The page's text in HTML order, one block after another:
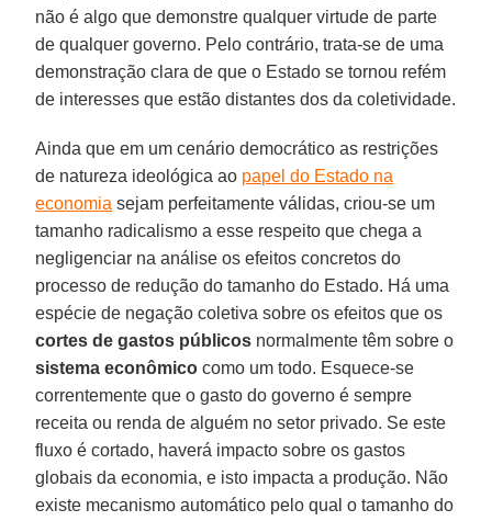
não é algo que demonstre qualquer virtude de parte
de qualquer governo. Pelo contrário, trata-se de uma
demonstração clara de que o Estado se tornou refém
de interesses que estão distantes dos da coletividade.
Ainda que em um cenário democrático as restrições
de natureza ideológica ao papel do Estado na
economia sejam perfeitamente válidas, criou-se um
tamanho radicalismo a esse respeito que chega a
negligenciar na análise os efeitos concretos do
processo de redução do tamanho do Estado. Há uma
espécie de negação coletiva sobre os efeitos que os
cortes de gastos públicos normalmente têm sobre o
sistema econômico como um todo. Esquece-se
correntemente que o gasto do governo é sempre
receita ou renda de alguém no setor privado. Se este
fluxo é cortado, haverá impacto sobre os gastos
globais da economia, e isto impacta a produção. Não
existe mecanismo automático pelo qual o tamanho do